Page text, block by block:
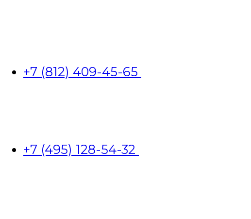
+7 (812) 409-45-65
+7 (495) 128-54-32